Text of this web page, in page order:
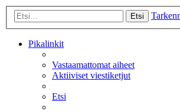
Etsi
Pikalinkit
Vastaamattomat aiheet
Aktiiviset viestiketjut
Etsi